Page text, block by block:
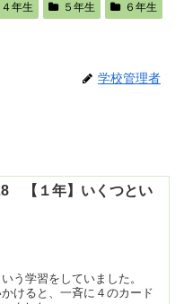
４年生 ５年生
６年生
学校管理者
【１年】いくつとい
う学習をしていました。
けると、一斉に４のカード